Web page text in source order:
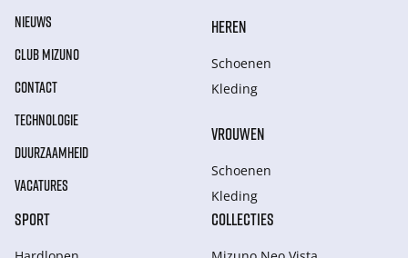
NIEUWS
CLUB MIZUNO
CONTACT
TECHNOLOGIE
DUURZAAMHEID
VACATURES
HEREN
Schoenen
Kleding
VROUWEN
Schoenen
Kleding
SPORT COLLECTIES